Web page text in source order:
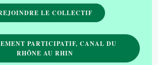
LE COLLECTIF
PARTICIPATIF, CANAL DU
RHÔNE AU RHIN